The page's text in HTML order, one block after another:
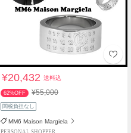
¥20,432送料込
62%OFF ¥55,000
関税負担なし
MM6 Maison Margiela